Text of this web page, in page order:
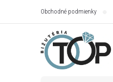
Obchodné podmienky